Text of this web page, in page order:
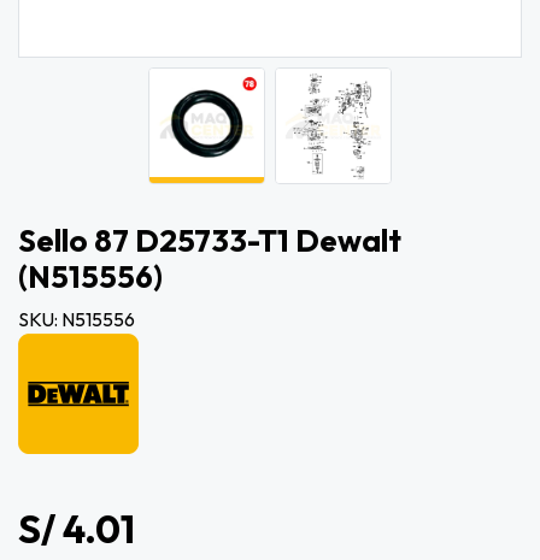
Sello 87 D25733-T1 Dewalt
(n515556)
SKU: N515556
S/ 4.01